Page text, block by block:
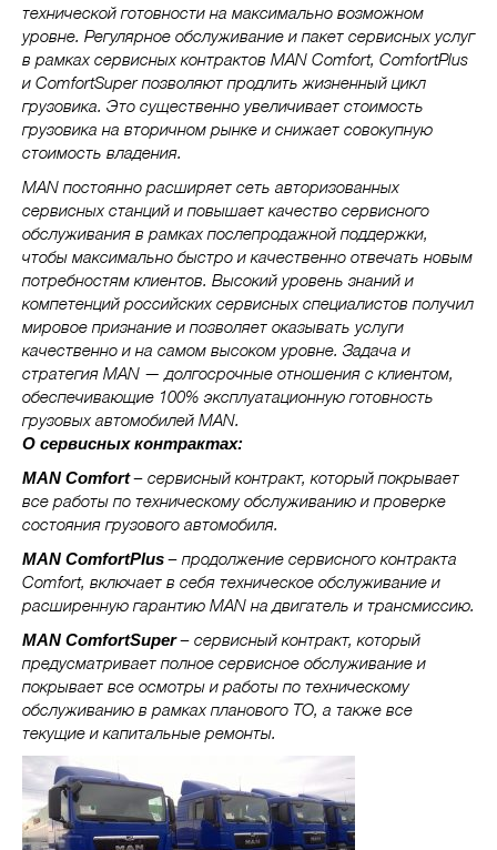
технической готовности на максимально возможном
уровне. Регулярное обслуживание и пакет сервисных услуг
в рамках сервисных контрактов MAN Comfort, ComfortPlus
и ComfortSuper позволяют продлить жизненный цикл
грузовика. Это существенно увеличивает стоимость
грузовика на вторичном рынке и снижает совокупную
стоимость владения.
MAN постоянно расширяет сеть авторизованных
сервисных станций и повышает качество сервисного
обслуживания в рамках послепродажной поддержки,
чтобы максимально быстро и качественно отвечать новым
потребностям клиентов. Высокий уровень знаний и
компетенций российских сервисных специалистов получил
мировое признание и позволяет оказывать услуги
качественно и на самом высоком уровне. Задача и
стратегия MAN — долгосрочные отношения с клиентом,
обеспечивающие 100% эксплуатационную готовность
грузовых автомобилей MAN.
О сервисных контрактах:
MAN Comfort– сервисный контракт, который покрывает
все работы по техническому обслуживанию и проверке
состояния грузового автомобиля.
MAN ComfortPlus– продолжение сервисного контракта
Comfort, включает в себя техническое обслуживание и
расширенную гарантию MAN на двигатель и трансмиссию.
MAN ComfortSuper– сервисный контракт, который
предусматривает полное сервисное обслуживание и
покрывает все осмотры и работы по техническому
обслуживанию в рамках планового ТО, а также все
текущие и капитальные ремонты.